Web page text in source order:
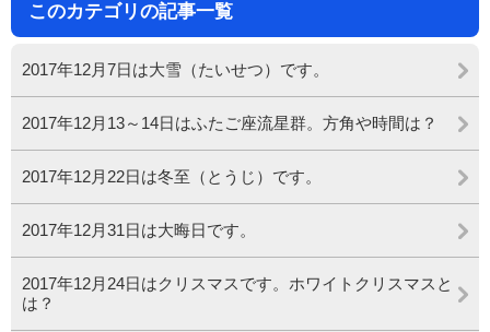
このカテゴリの記事一覧
2017年12月7日は大雪（たいせつ）です。
2017年12月13～14日はふたご座流星群。方角や時間は？
2017年12月22日は冬至（とうじ）です。
2017年12月31日は大晦日です。
2017年12月24日はクリスマスです。ホワイトクリスマスと
は？